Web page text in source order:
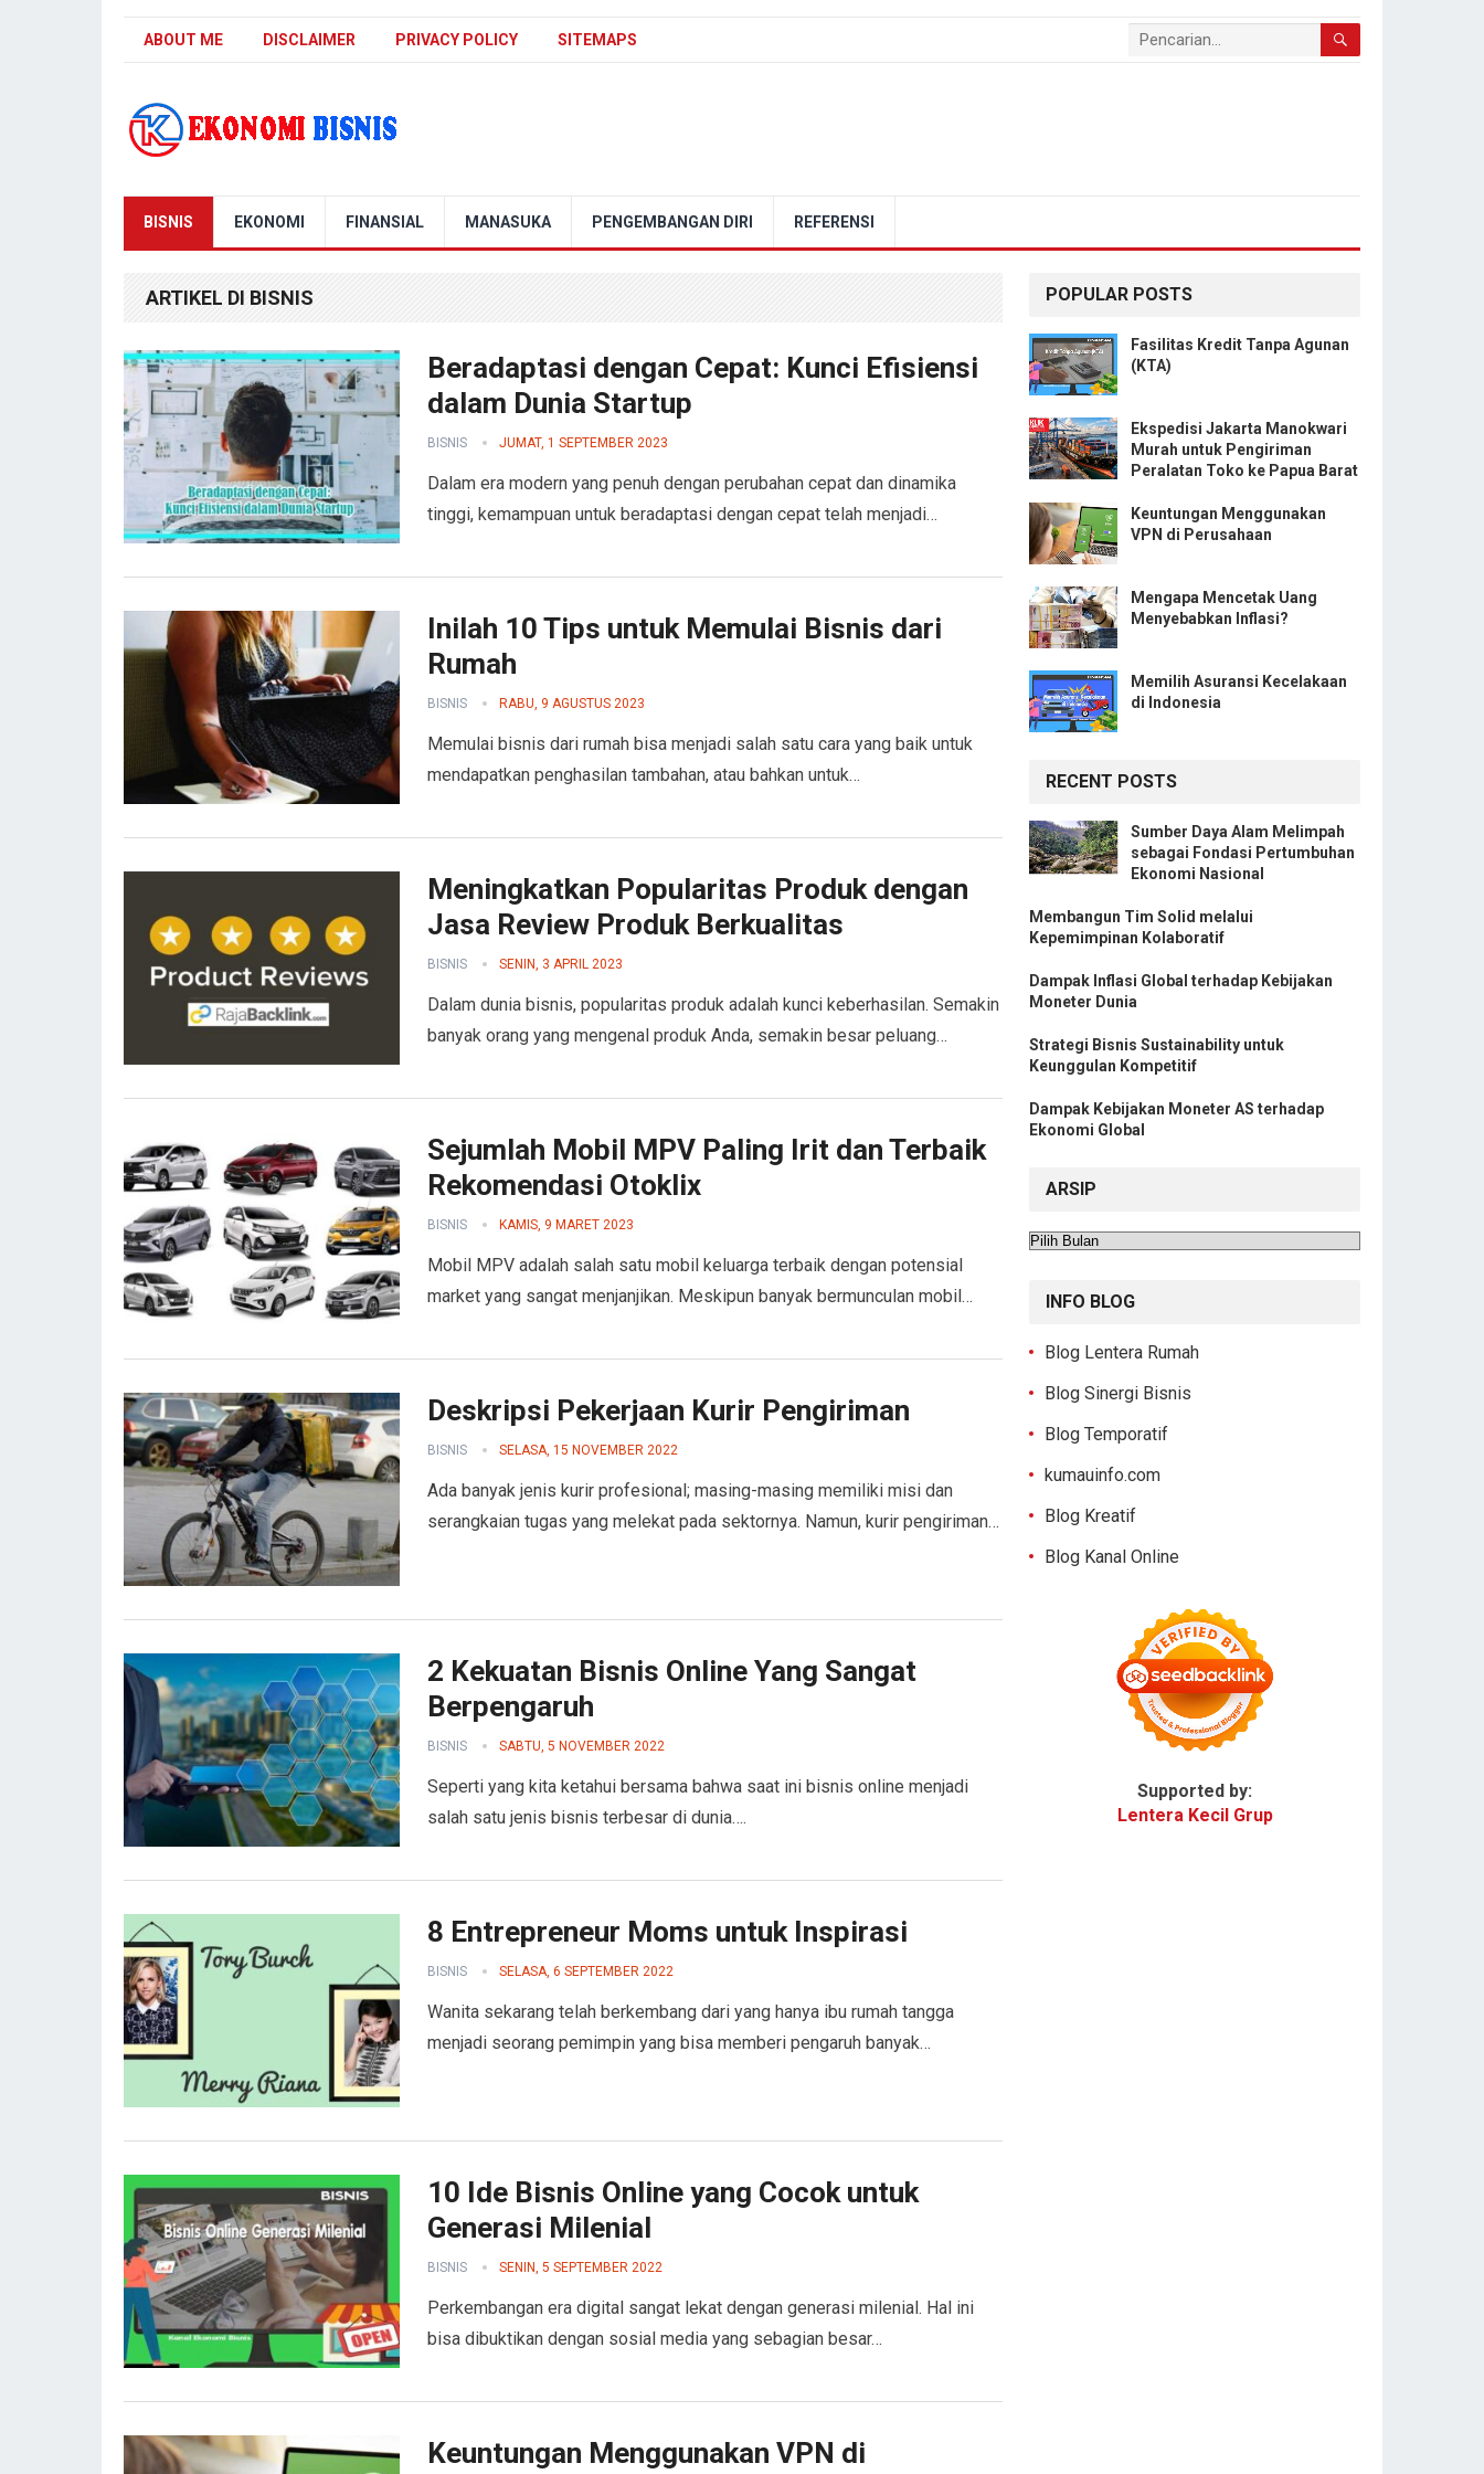
ABOUT ME DISCLAIMER PRIVACY POLICY SITEMAPS
Kanal Ekonomi Bisnis
BISNIS EKONOMI FINANSIAL MANASUKA PENGEMBANGAN DIRI REFERENSI
ARTIKEL DI BISNIS
Beradaptasi dengan Cepat: Kunci Efisiensi
dalam Dunia Startup
BISNIS JUMAT, 1 SEPTEMBER 2023
Dalam era modern yang penuh dengan perubahan cepat dan dinamika
tinggi, kemampuan untuk beradaptasi dengan cepat telah menjadi…
Inilah 10 Tips untuk Memulai Bisnis dari
Rumah
BISNIS RABU, 9 AGUSTUS 2023
Memulai bisnis dari rumah bisa menjadi salah satu cara yang baik untuk
mendapatkan penghasilan tambahan, atau bahkan untuk…
Meningkatkan Popularitas Produk dengan
Jasa Review Produk Berkualitas
BISNIS SENIN, 3 APRIL 2023
Dalam dunia bisnis, popularitas produk adalah kunci keberhasilan. Semakin
banyak orang yang mengenal produk Anda, semakin besar peluang…
Sejumlah Mobil MPV Paling Irit dan Terbaik
Rekomendasi Otoklix
BISNIS KAMIS, 9 MARET 2023
Mobil MPV adalah salah satu mobil keluarga terbaik dengan potensial
market yang sangat menjanjikan. Meskipun banyak bermunculan mobil…
Deskripsi Pekerjaan Kurir Pengiriman
BISNIS SELASA, 15 NOVEMBER 2022
Ada banyak jenis kurir profesional; masing-masing memiliki misi dan
serangkaian tugas yang melekat pada sektornya. Namun, kurir pengiriman…
2 Kekuatan Bisnis Online Yang Sangat
Berpengaruh
BISNIS SABTU, 5 NOVEMBER 2022
Seperti yang kita ketahui bersama bahwa saat ini bisnis online menjadi
salah satu jenis bisnis terbesar di dunia….
8 Entrepreneur Moms untuk Inspirasi
BISNIS SELASA, 6 SEPTEMBER 2022
Wanita sekarang telah berkembang dari yang hanya ibu rumah tangga
menjadi seorang pemimpin yang bisa memberi pengaruh banyak…
10 Ide Bisnis Online yang Cocok untuk
Generasi Milenial
BISNIS SENIN, 5 SEPTEMBER 2022
Perkembangan era digital sangat lekat dengan generasi milenial. Hal ini
bisa dibuktikan dengan sosial media yang sebagian besar…
Keuntungan Menggunakan VPN di
POPULAR POSTS
Fasilitas Kredit Tanpa Agunan
(KTA)
Ekspedisi Jakarta Manokwari
Murah untuk Pengiriman
Peralatan Toko ke Papua Barat
Keuntungan Menggunakan
VPN di Perusahaan
Mengapa Mencetak Uang
Menyebabkan Inflasi?
Memilih Asuransi Kecelakaan
di Indonesia
RECENT POSTS
Sumber Daya Alam Melimpah
sebagai Fondasi Pertumbuhan
Ekonomi Nasional
Membangun Tim Solid melalui
Kepemimpinan Kolaboratif
Dampak Inflasi Global terhadap Kebijakan
Moneter Dunia
Strategi Bisnis Sustainability untuk
Keunggulan Kompetitif
Dampak Kebijakan Moneter AS terhadap
Ekonomi Global
ARSIP
Arsip
INFO BLOG
Blog Lentera Rumah
Blog Sinergi Bisnis
Blog Temporatif
kumauinfo.com
Blog Kreatif
Blog Kanal Online
Supported by:
Lentera Kecil Grup